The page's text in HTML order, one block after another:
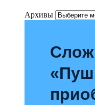
Архивы